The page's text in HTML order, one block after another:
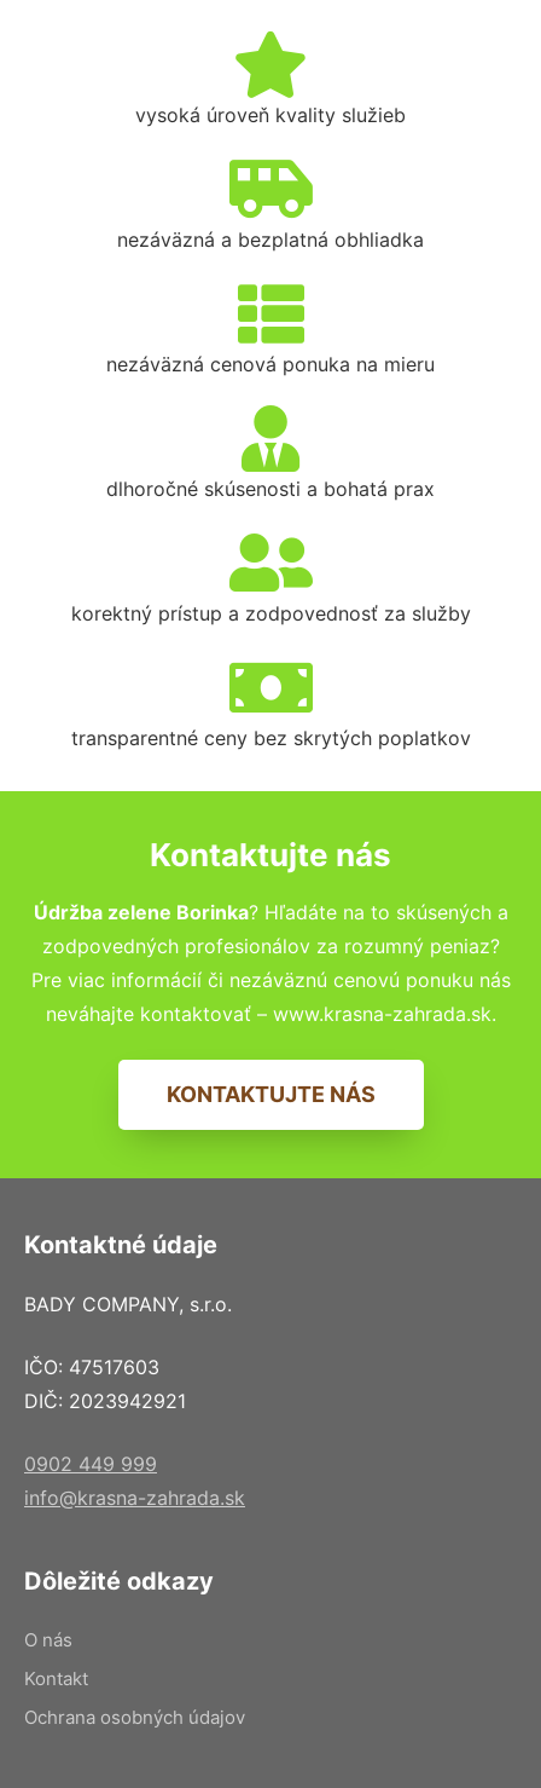
vysoká úroveň kvality služieb
nezáväzná a bezplatná obhliadka
nezáväzná cenová ponuka na mieru
dlhoročné skúsenosti a bohatá prax
korektný prístup a zodpovednosť za služby
transparentné ceny bez skrytých poplatkov
Kontaktujte nás
Údržba zelene Borinka? Hľadáte na to skúsených a
zodpovedných profesionálov za rozumný peniaz?
Pre viac informácií či nezáväznú cenovú ponuku nás
neváhajte kontaktovať – www.krasna-zahrada.sk.
KONTAKTUJTE NÁS
Kontaktné údaje
BADY COMPANY, s.r.o.
IČO: 47517603
DIČ: 2023942921
0902 449 999
info@krasna-zahrada.sk
Dôležité odkazy
O nás
Kontakt
Ochrana osobných údajov